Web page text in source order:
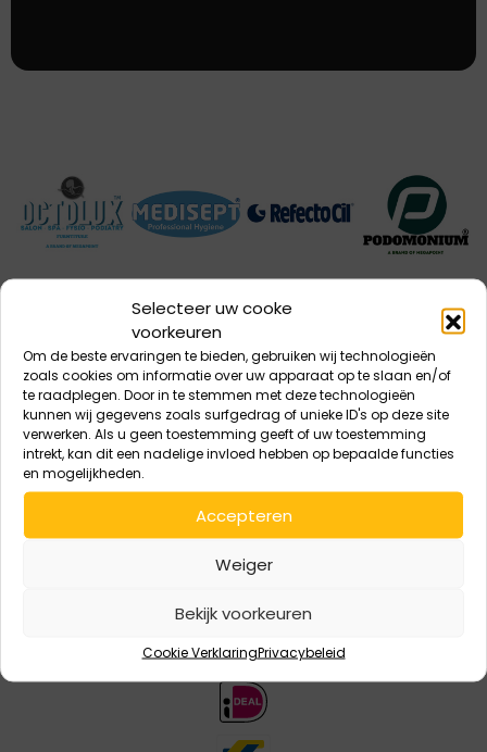
Selecteer uw cooke
voorkeuren
Om de beste ervaringen te bieden, gebruiken wij technologieën
zoals cookies om informatie over uw apparaat op te slaan en/of
te raadplegen. Door in te stemmen met deze technologieën
kunnen wij gegevens zoals surfgedrag of unieke ID's op deze site
verwerken. Als u geen toestemming geeft of uw toestemming
intrekt, kan dit een nadelige invloed hebben op bepaalde functies
en mogelijkheden.
Accepteren
Weiger
Bekijk voorkeuren
Cookie VerklaringPrivacybeleid